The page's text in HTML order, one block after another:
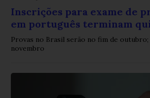
Inscrições para exame de
em português terminam
Provas no Brasil serão no fim de
novembro